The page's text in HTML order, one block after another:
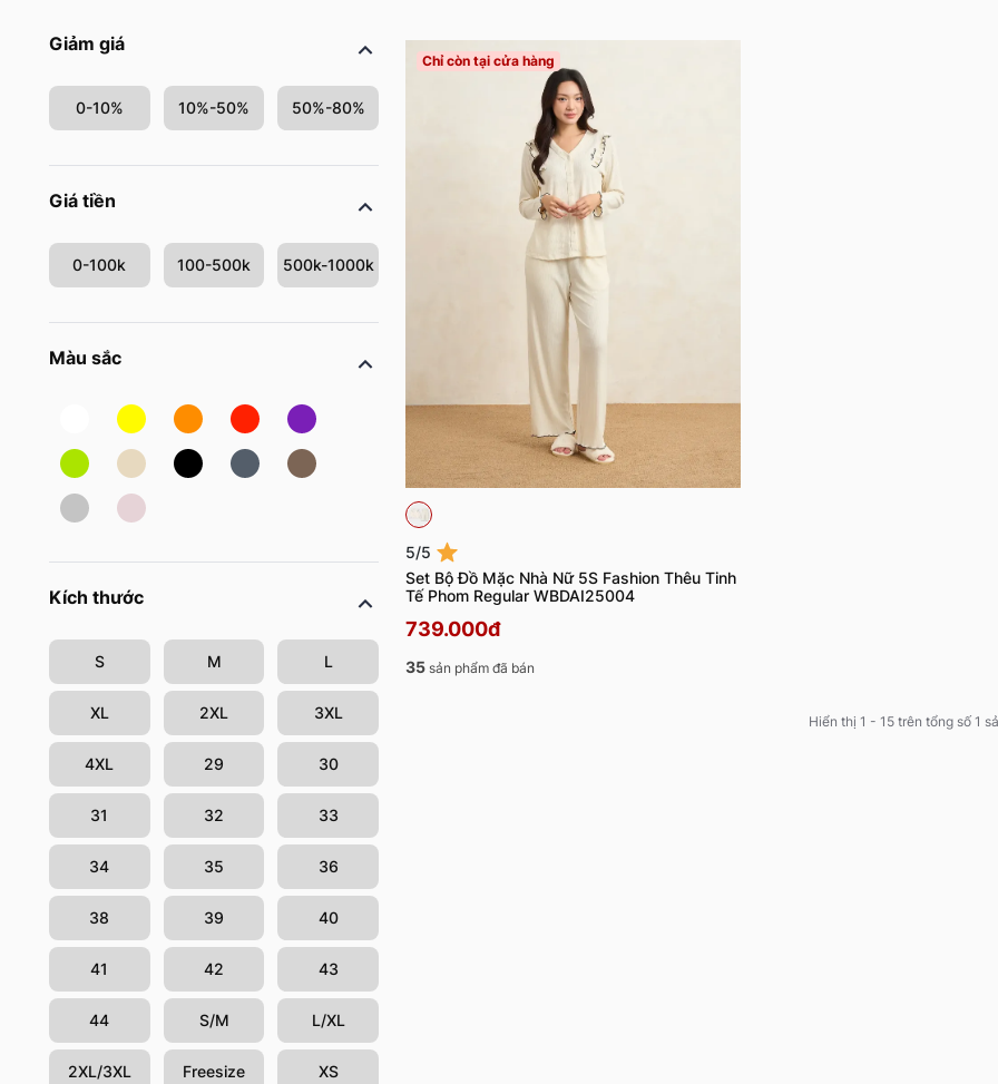
Giảm giá
0-10% 10%-50% 50%-80%
Giá tiền
0-100k 100-500k 500k-1000k
Màu sắc
Kích thước
S M L
XL 2XL 3XL
4XL 29 30
31 32 33
34 35 36
38 39 40
41 42 43
44 S/M L/XL
2XL/3XL Freesize XS
Chỉ còn tại cửa hàng
5/5
Set Bộ Đồ Mặc Nhà Nữ 5S Fashion Thêu Tinh
Tế Phom Regular WBDAI25004
739.000đ
35 sản phẩm đã bán
Hiển thị 1 - 15 trên tổng số 1